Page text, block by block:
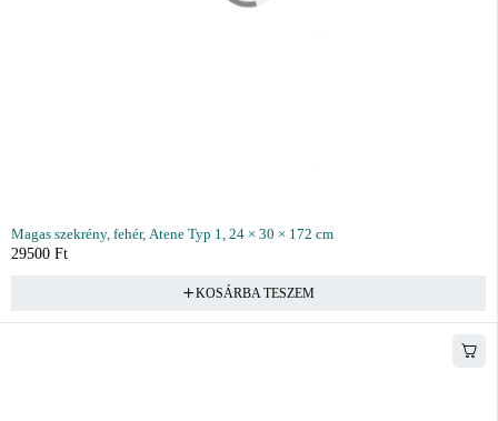
Magas szekrény, fehér, Atene Typ 1, 24 × 30 × 172 cm
29500 Ft
KOSÁRBA TESZEM